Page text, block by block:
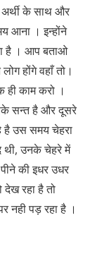
अर्थी के साथ और
आना । इन्होंने
है । आप बताओ
होंगे वहाँ तो।
ही काम करो ।
सन्त है और दूसरे
है उस समय चेहरा
थी, उनके चेहरे में
की इधर उधर
देख रहा है तो
नही पड़ रहा है ।